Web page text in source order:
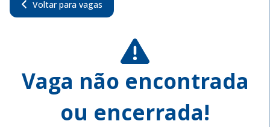
Voltar para vagas
Vaga não encontrada
ou encerrada!